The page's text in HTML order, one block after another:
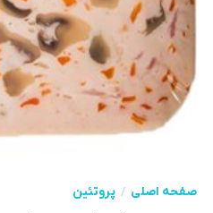
صفحه اصلی پروتئین